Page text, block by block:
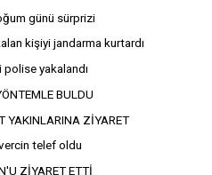
günü sürprizi
kişiyi jandarma kurtardı
polise yakalandı
BULDU
YAKINLARINA ZİYARET
telef oldu
ZİYARET ETTİ